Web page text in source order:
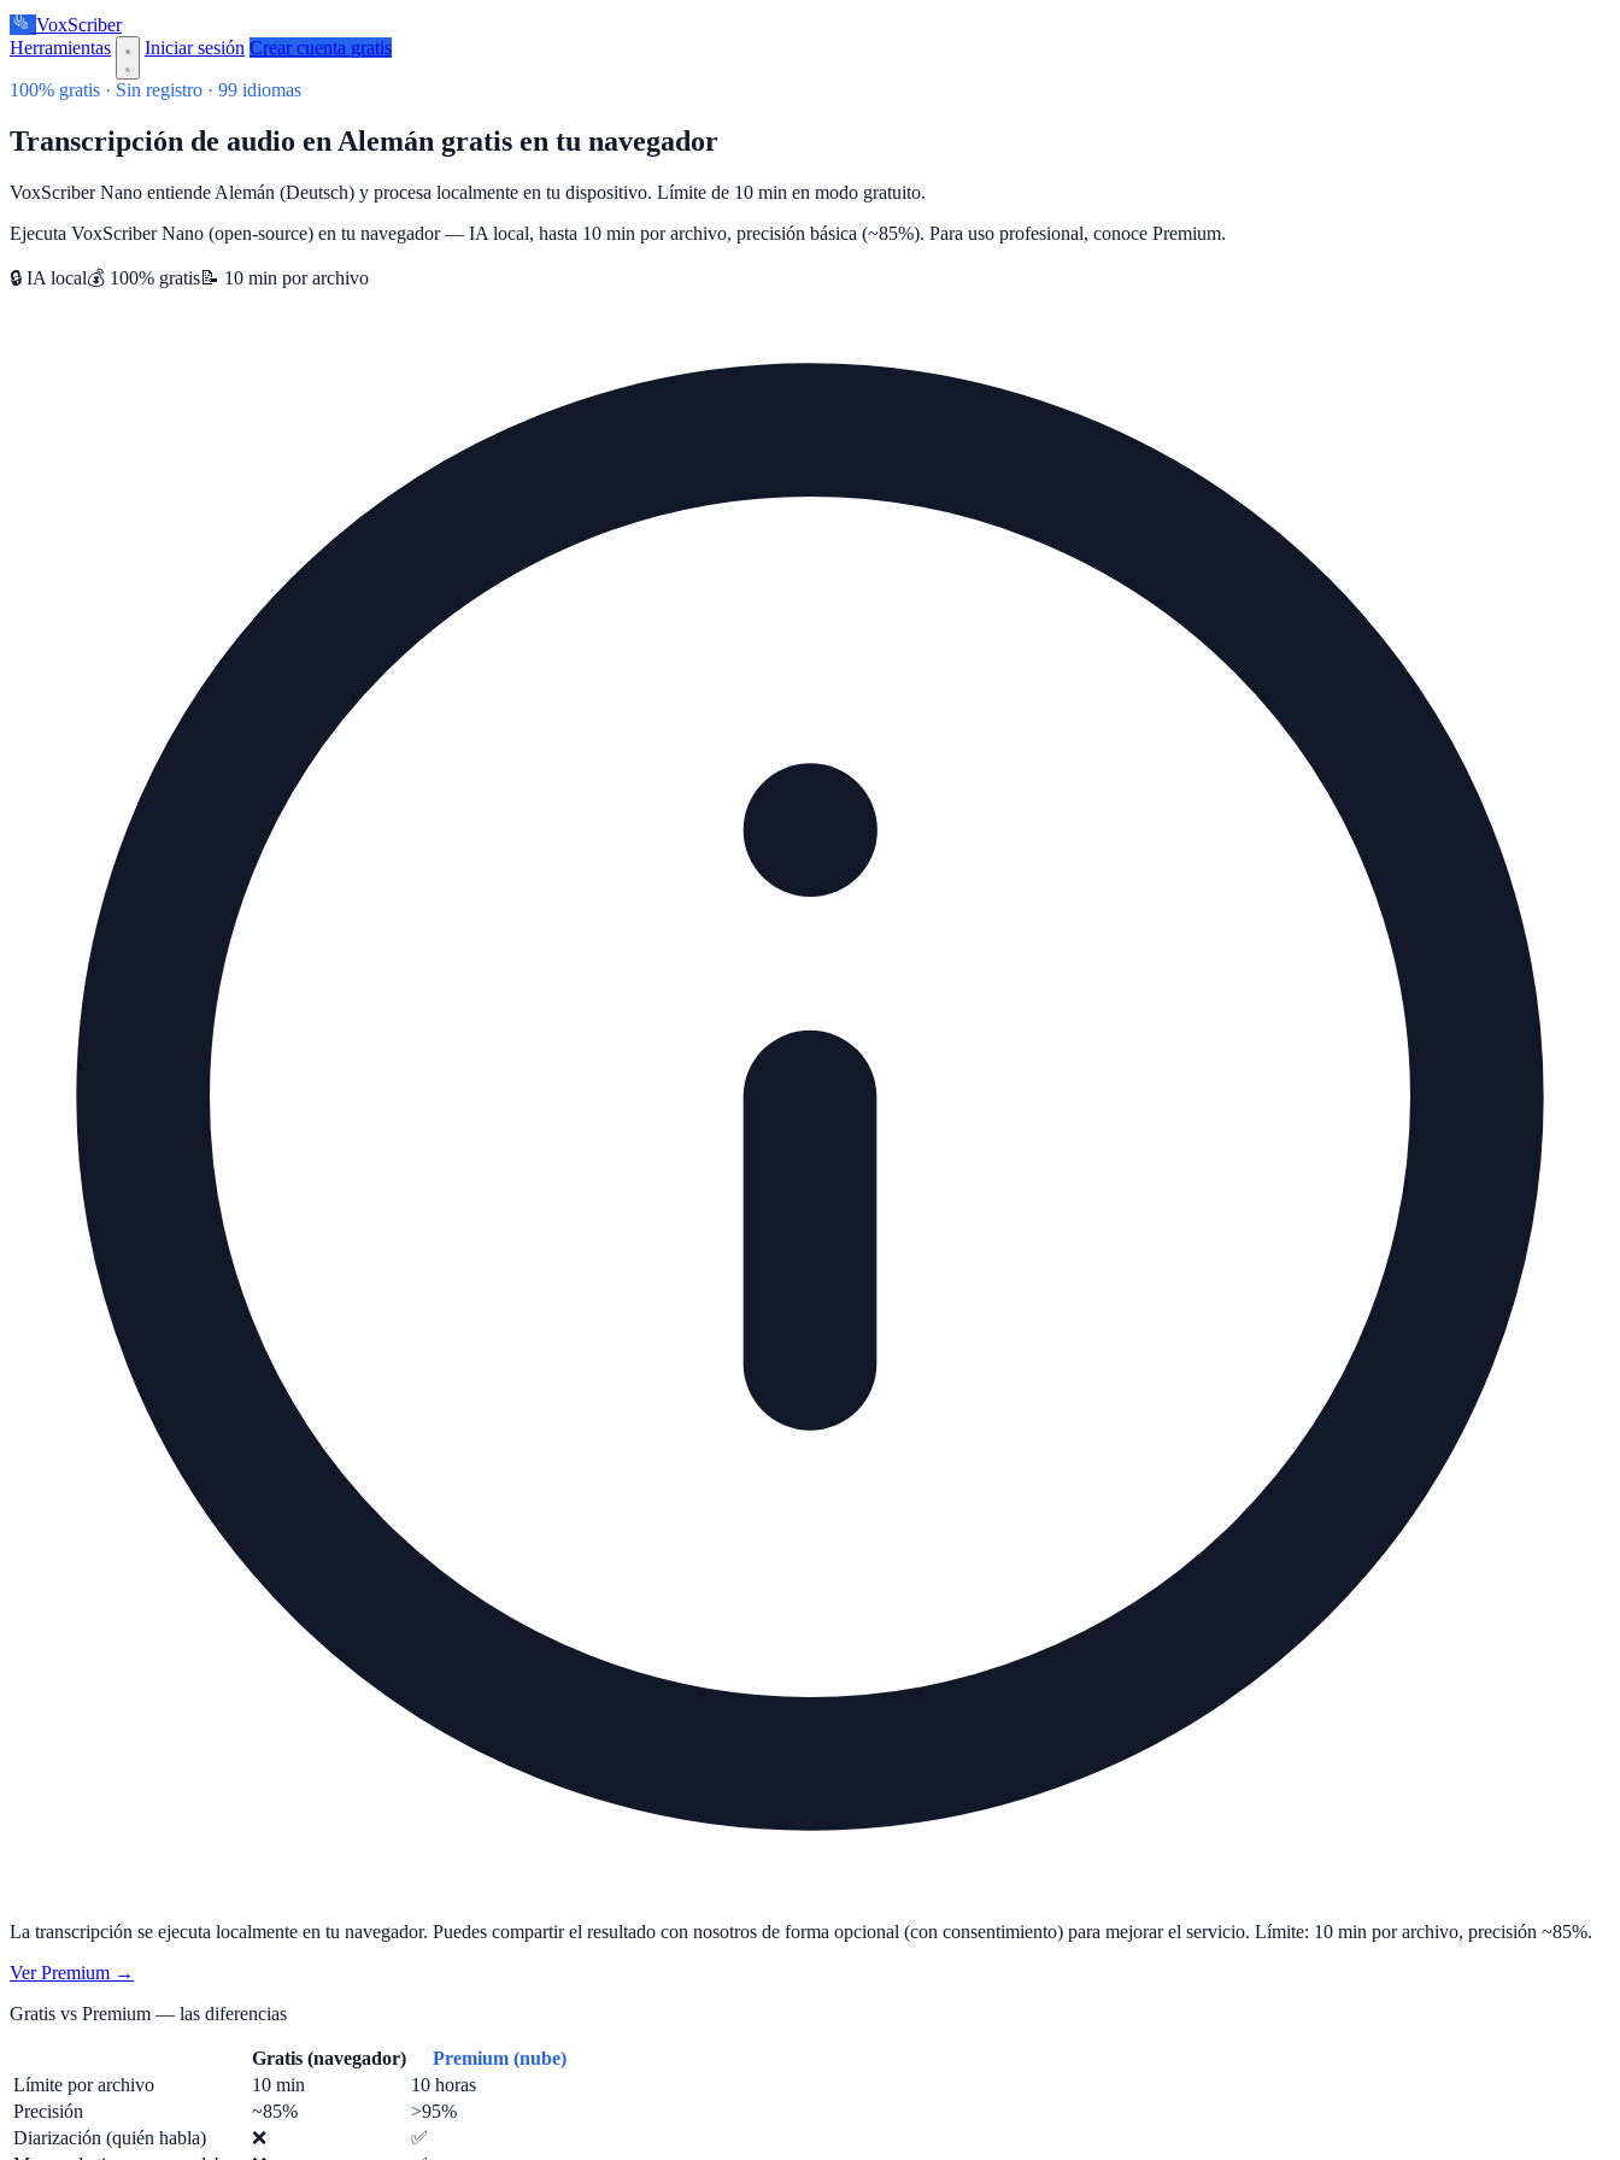
VoxScriber
Herramientas
Iniciar sesión Crear cuenta gratis
100% gratis · Sin registro · 99 idiomas
Transcripción de audio en Alemán gratis en tu navegador
VoxScriber Nano entiende Alemán (Deutsch) y procesa localmente en tu dispositivo. Límite de 10 min en modo gratuito.
Ejecuta VoxScriber Nano (open-source) en tu navegador — IA local, hasta 10 min por archivo, precisión básica (~85%). Para uso profesional, conoce Premium.
🔒 IA local💰 100% gratis📝 10 min por archivo
La transcripción se ejecuta localmente en tu navegador. Puedes compartir el resultado con nosotros de forma opcional (con consentimiento) para mejorar el servicio. Límite: 10 min por archivo, precisión ~85%.
Ver Premium →
Gratis vs Premium — las diferencias
Gratis (navegador)
Premium (nube)
Límite por archivo
10 min
10 horas
Precisión
~85%
>95%
Diarización (quién habla)
❌
✅